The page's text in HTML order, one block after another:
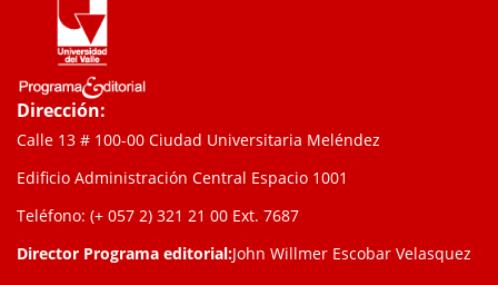
Dirección:
Calle 13 # 100-00 Ciudad Universitaria Meléndez
Edificio Administración Central Espacio 1001
Teléfono: (+ 057 2) 321 21 00 Ext. 7687
Director Programa editorial:John Willmer Escobar Velasquez